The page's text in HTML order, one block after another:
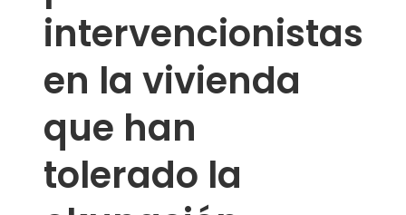
intervencionistas
en la vivienda
que han
tolerado la